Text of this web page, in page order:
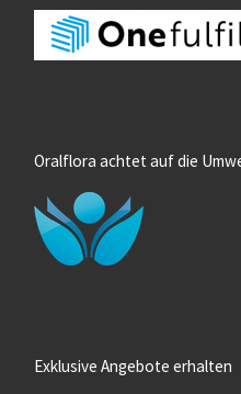
Oralflora achtet auf die
Exklusive Angebote erhalten